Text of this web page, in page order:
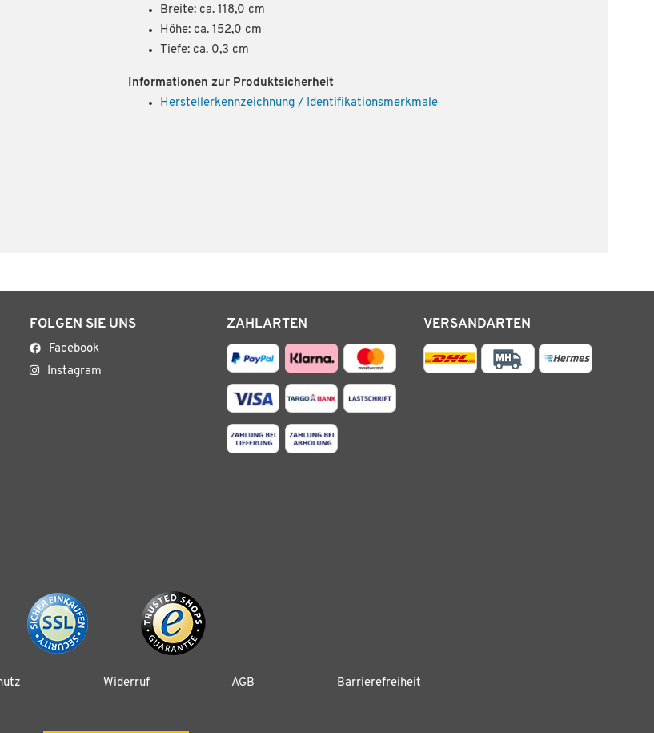
Breite: ca. 118,0 cm
Höhe: ca. 152,0 cm
Tiefe: ca. 0,3 cm
Informationen zur Produktsicherheit
Herstellerkennzeichnung / Identifikationsmerkmale
FOLGEN SIE UNS
Facebook
Instagram
ZAHLARTEN VERSANDARTEN
Widerruf AGB Barrierefreiheit